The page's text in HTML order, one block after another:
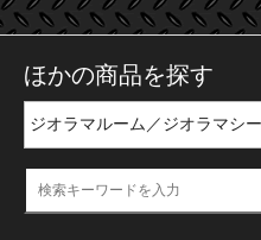
ほかの商品を探す